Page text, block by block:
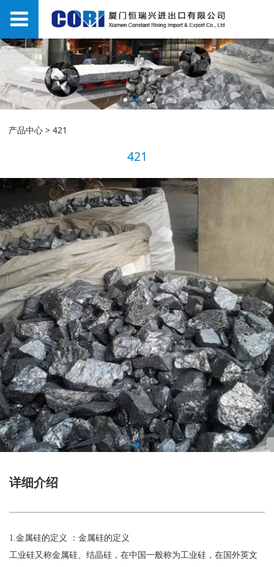
产品中心 > 421
421
详细介绍
1.金属硅的定义 ：金属硅的定义
工业硅又称金属硅、结晶硅，在中国一般称为工业硅，在国外英文